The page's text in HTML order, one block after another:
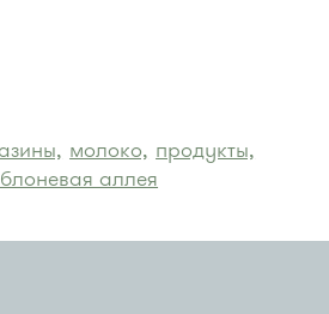
молоко, продукты,
аллея